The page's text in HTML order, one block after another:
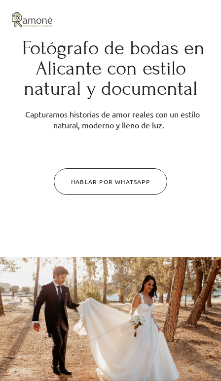
Fotógrafo de bodas en
Alicante con estilo
natural y documental
Capturamos historias de amor reales con un estilo
natural, moderno y lleno de luz.
HABLAR POR WHATSAPP